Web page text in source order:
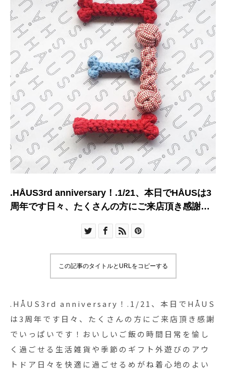
.HÅUS3rd anniversary！.1/21、本日でHÅUSは3
周年です日々、たくさんの方にご来店頂き感謝で
過ごせる生活雑貨や季節のギフト外遊びのアウト
洋服大切なワンちゃんのご飯HÅUSでみなさまの
がたくさんあるとは思いますが、これからも何
卒、宜しくお願い致します HÅUSスタッフ一同
2019.1.21#thanks#3周年#3rdanniversary
この記事のタイトルとURLをコピーする
.HÅUS3rd anniversary！.1/21、本日でHÅUS
は3周年です日々、たくさんの方にご来店頂き感謝
でいっぱいです！おいしいご飯の時間日常を愉し
く過ごせる生活雑貨や季節のギフト外遊びのアウ
トドア日々を快適に過ごせるめがね着心地のよい